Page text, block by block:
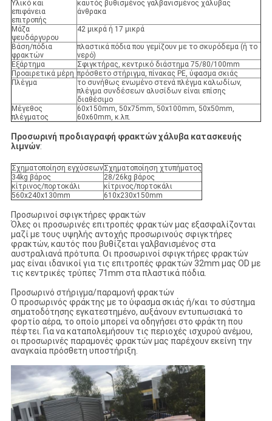
Υλικό και
επιφάνεια
επιτροπής
καυτός βυθισμένος γαλβανισμένος χάλυβας
άνθρακα
Μάζα
ψευδάργυρου
42 μικρά ή 17 μικρά
Βάση/πόδια
φρακτών
πλαστικά πόδια που γεμίζουν με το σκυρόδεμα (ή το
νερό)
Εξάρτημα
Σφιγκτήρας, κεντρικό διάστημα 75/80/100mm
Προαιρετικά μέρη πρόσθετο στήριγμα, πίνακας PE, ύφασμα σκιάς
Πλέγμα
το συνήθως ενωμένο στενά πλέγμα καλωδίων,
πλέγμα συνδέσεων αλυσίδων είναι επίσης
διαθέσιμο
Μέγεθος
πλέγματος
60x150mm, 50x75mm, 50x100mm, 50x50mm,
60x60mm, κ.λπ.
Προσωρινή προδιαγραφή φρακτών χάλυβα κατασκευής
λιμνών:
Σχηματοποίηση εγχύσεωνΣχηματοποίηση χτυπήματος
34kg βάρος
28/26kg βάρος
κίτρινος/πορτοκάλι
κίτρινος/πορτοκάλι
560x240x130mm
610x230x150mm
Προσωρινοί σφιγκτήρες φρακτών
Όλες οι προσωρινές επιτροπές φρακτών μας εξασφαλίζονται
μαζί με τους υψηλής αντοχής προσωρινούς σφιγκτήρες
φρακτών, καυτός που βυθίζεται γαλβανισμένος στα
αυστραλιανά πρότυπα. Οι προσωρινοί σφιγκτήρες φρακτών
μας είναι ιδανικοί για τις επιτροπές φρακτών 32mm μας OD με
τις κεντρικές τρύπες 71mm στα πλαστικά πόδια.
Προσωρινό στήριγμα/παραμονή φρακτών
Ο προσωρινός φράκτης με το ύφασμα σκιάς ή/και το σύστημα
σηματοδότησης εγκατεστημένο, αυξάνουν εντυπωσιακά το
φορτίο αέρα, το οποίο μπορεί να οδηγήσει στο φράκτη που
πέφτει. Για να καταπολεμήσουν τις περιοχές ισχυρού ανέμου,
οι προσωρινές παραμονές φρακτών μας παρέχουν εκείνη την
αναγκαία πρόσθετη υποστήριξη.